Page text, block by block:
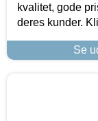
kvalitet, gode
deres kunder.
Se